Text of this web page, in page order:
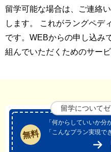
留学可能な場合は、ご連絡
します。 これがラングペデ
です。WEBからの申し込み
組んでいただくためのサービ
留学について
無料
「何からしていいか分
「こんなプラン実現で